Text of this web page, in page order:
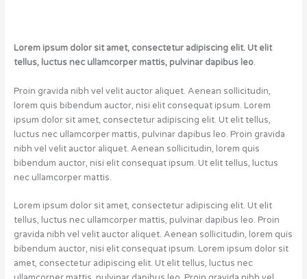
Lorem ipsum dolor sit amet, consectetur adipiscing elit. Ut elit
tellus, luctus nec ullamcorper mattis, pulvinar dapibus leo.
Proin gravida nibh vel velit auctor aliquet. Aenean sollicitudin,
lorem quis bibendum auctor, nisi elit consequat ipsum. Lorem
ipsum dolor sit amet, consectetur adipiscing elit. Ut elit tellus,
luctus nec ullamcorper mattis, pulvinar dapibus leo. Proin gravida
nibh vel velit auctor aliquet. Aenean sollicitudin, lorem quis
bibendum auctor, nisi elit consequat ipsum. Ut elit tellus, luctus
nec ullamcorper mattis.
Lorem ipsum dolor sit amet, consectetur adipiscing elit. Ut elit
tellus, luctus nec ullamcorper mattis, pulvinar dapibus leo. Proin
gravida nibh vel velit auctor aliquet. Aenean sollicitudin, lorem quis
bibendum auctor, nisi elit consequat ipsum. Lorem ipsum dolor sit
amet, consectetur adipiscing elit. Ut elit tellus, luctus nec